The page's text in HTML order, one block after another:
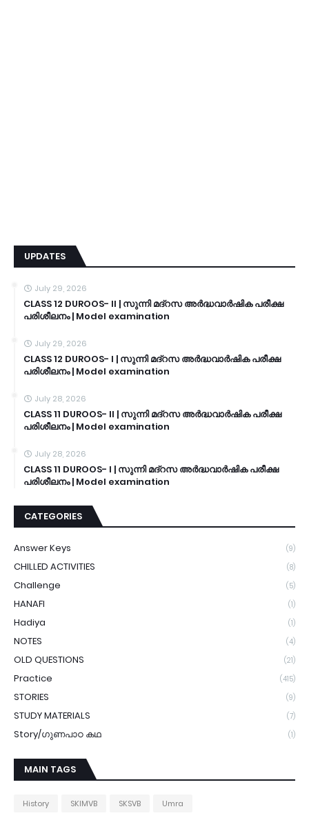
UPDATES
July 29, 2026
CLASS 12 DUROOS- II | സുന്നി മദ്റസ അർദ്ധവാർഷിക പരീക്ഷ
പരിശീലനം | Model examination
July 29, 2026
CLASS 12 DUROOS- I | സുന്നി മദ്റസ അർദ്ധവാർഷിക പരീക്ഷ
പരിശീലനം | Model examination
July 28, 2026
CLASS 11 DUROOS- II | സുന്നി മദ്റസ അർദ്ധവാർഷിക പരീക്ഷ
പരിശീലനം | Model examination
July 28, 2026
CLASS 11 DUROOS- I | സുന്നി മദ്റസ അർദ്ധവാർഷിക പരീക്ഷ
പരിശീലനം | Model examination
CATEGORIES
Answer Keys (9)
CHILLED ACTIVITIES (8)
Challenge (5)
HANAFI (1)
Hadiya (1)
NOTES (4)
OLD QUESTIONS (21)
Practice (415)
STORIES (9)
STUDY MATERIALS (7)
Story/ഗുണപാഠ കഥ (1)
MAIN TAGS
History SKIMVB SKSVB Umra